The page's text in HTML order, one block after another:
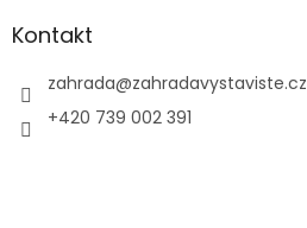
Kontakt
zahrada@zahradavystaviste.cz
+420 739 002 391